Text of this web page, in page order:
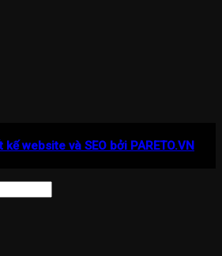
kế website và SEO bởi PARETO.VN